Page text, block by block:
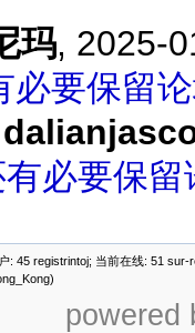
玛, 2025-
必要保留
必要保留
: 45 registrintoj; 当前在线: 51
powered